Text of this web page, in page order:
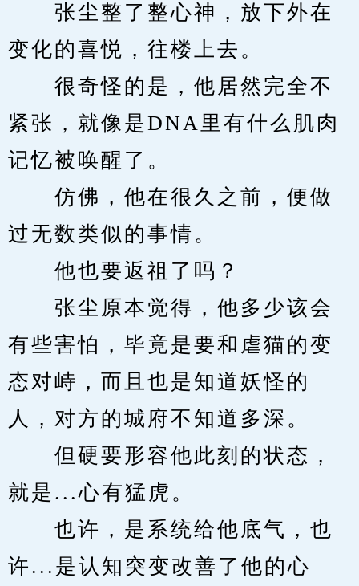
张尘整了整心神，放下外在
变化的喜悦，往楼上去。
很奇怪的是，他居然完全不
紧张，就像是DNA里有什么肌肉
记忆被唤醒了。
仿佛，他在很久之前，便做
过无数类似的事情。
他也要返祖了吗？
张尘原本觉得，他多少该会
有些害怕，毕竟是要和虐猫的变
态对峙，而且也是知道妖怪的
人，对方的城府不知道多深。
但硬要形容他此刻的状态，
就是...心有猛虎。
也许，是系统给他底气，也
许...是认知突变改善了他的心